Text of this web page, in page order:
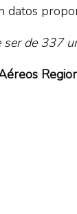
datos
de 337